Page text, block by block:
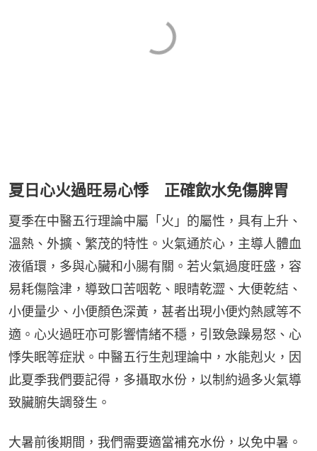
夏日心火過旺易心悸 正確飲水免傷脾胃
夏季在中醫五行理論中屬「火」的屬性，具有上升、
溫熱、外擴、繁茂的特性。火氣通於心，主導人體血
液循環，多與心臟和小腸有關。若火氣過度旺盛，容
易耗傷陰津，導致口苦咽乾、眼晴乾澀、大便乾結、
小便量少、小便顏色深黃，甚者出現小便灼熱感等不
適。心火過旺亦可影響情緒不穩，引致急躁易怒、心
悸失眠等症狀。中醫五行生剋理論中，水能剋火，因
此夏季我們要記得，多攝取水份，以制約過多火氣導
致臟腑失調發生。
大暑前後期間，我們需要適當補充水份，以免中暑。